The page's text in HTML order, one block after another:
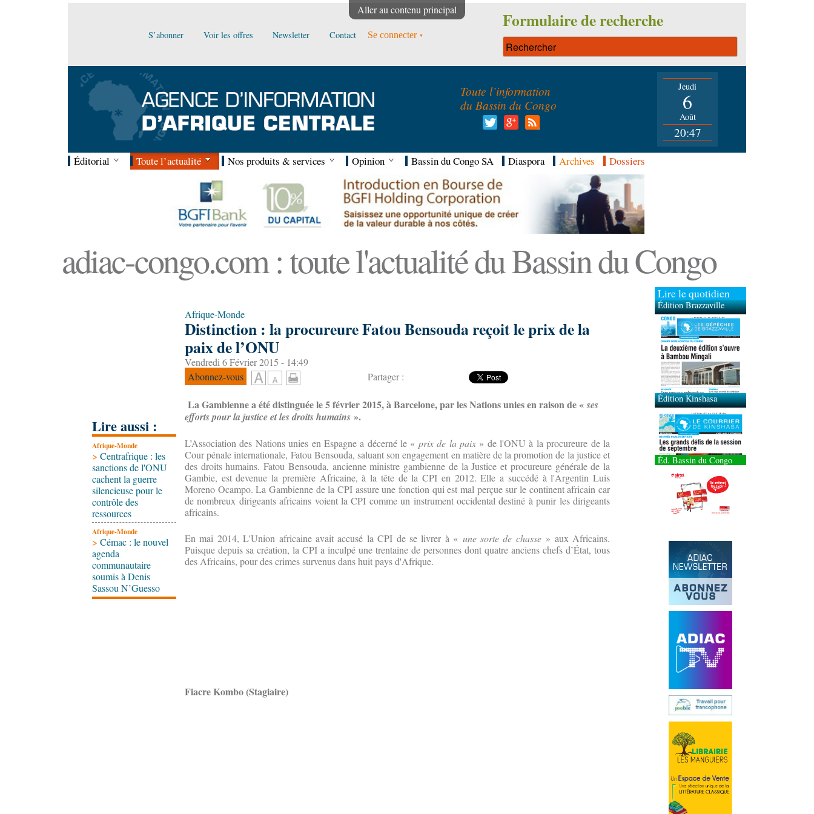
Aller au contenu principal
S’abonner Voir les offres Newsletter Contact Se connecter
Formulaire de recherche
Toute l’information
du Bassin du Congo
Jeudi
6
Août
20:47
Éditorial Toute l’actualité Nos produits & services Opinion Bassin du Congo SA Diaspora Archives Dossiers
adiac-congo.com : toute l'actualité du Bassin du Congo
Lire aussi :
Afrique-Monde
> Centrafrique : les
sanctions de l'ONU
cachent la guerre
silencieuse pour le
contrôle des
ressources
Afrique-Monde
> Cémac : le nouvel
agenda
communautaire
soumis à Denis
Sassou N’Guesso
Afrique-Monde
Distinction : la procureure Fatou Bensouda reçoit le prix de la
paix de l’ONU
Vendredi 6 Février 2015 - 14:49
Abonnez-vous
Partager :
La Gambienne a été distinguée le 5 février 2015, à Barcelone, par les Nations unies en raison de «ses
efforts pour la justice et les droits humains ».
L’Association des Nations unies en Espagne a décerné le « prix de la paix» de l'ONU à la procureure de la
Cour pénale internationale, Fatou Bensouda, saluant son engagement en matière de la promotion de la justice et
des droits humains. Fatou Bensouda, ancienne ministre gambienne de la Justice et procureure générale de la
Gambie, est devenue la première Africaine, à la tête de la CPI en 2012. Elle a succédé à l'Argentin Luis
Moreno Ocampo. La Gambienne de la CPI assure une fonction qui est mal perçue sur le continent africain car
de nombreux dirigeants africains voient la CPI comme un instrument occidental destiné à punir les dirigeants
africains.
En mai 2014, L'Union africaine avait accusé la CPI de se livrer à « une sorte de chasse» aux Africains.
Puisque depuis sa création, la CPI a inculpé une trentaine de personnes dont quatre anciens chefs d’État, tous
des Africains, pour des crimes survenus dans huit pays d'Afrique.
Fiacre Kombo (Stagiaire)
Lire le quotidien
Édition Brazzaville
Édition Kinshasa
Éd. Bassin du Congo